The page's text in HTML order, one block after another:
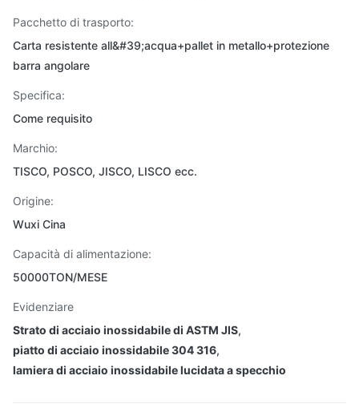
Pacchetto di trasporto:
Carta resistente all&#39;acqua+pallet in metallo+protezione
barra angolare
Specifica:
Come requisito
Marchio:
TISCO, POSCO, JISCO, LISCO ecc.
Origine:
Wuxi Cina
Capacità di alimentazione:
50000TON/MESE
Evidenziare
Strato di acciaio inossidabile di ASTM JIS,
piatto di acciaio inossidabile 304 316,
lamiera di acciaio inossidabile lucidata a specchio